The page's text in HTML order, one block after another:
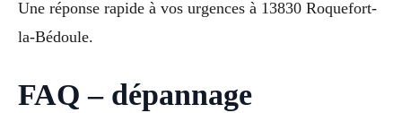
Une réponse rapide à vos urgences à 13830 Roquefort-
la-Bédoule.
FAQ – dépannage